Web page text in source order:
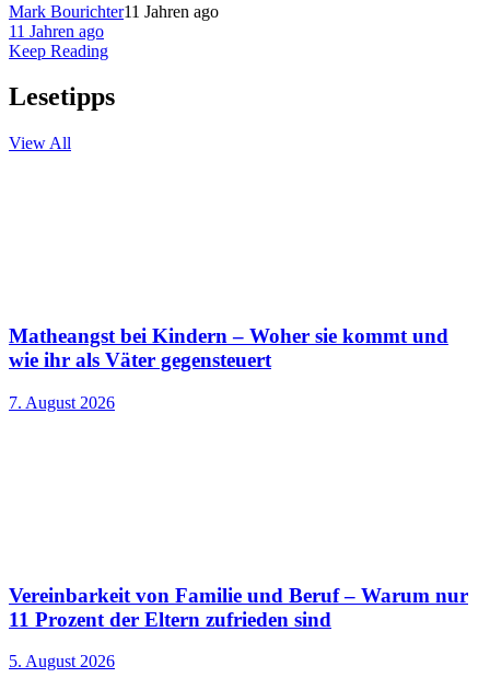
Mark Bourichter11 Jahren ago
11 Jahren ago
Keep Reading
Lesetipps
View All
Matheangst bei Kindern – Woher sie kommt und
wie ihr als Väter gegensteuert
7. August 2026
Vereinbarkeit von Familie und Beruf – Warum nur
11 Prozent der Eltern zufrieden sind
5. August 2026